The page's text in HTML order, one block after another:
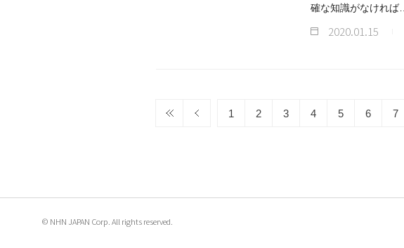
確な知識がなければ…
2020.01.15
1 2 3 4 5 6 7
© NHN JAPAN Corp. All rights reserved.